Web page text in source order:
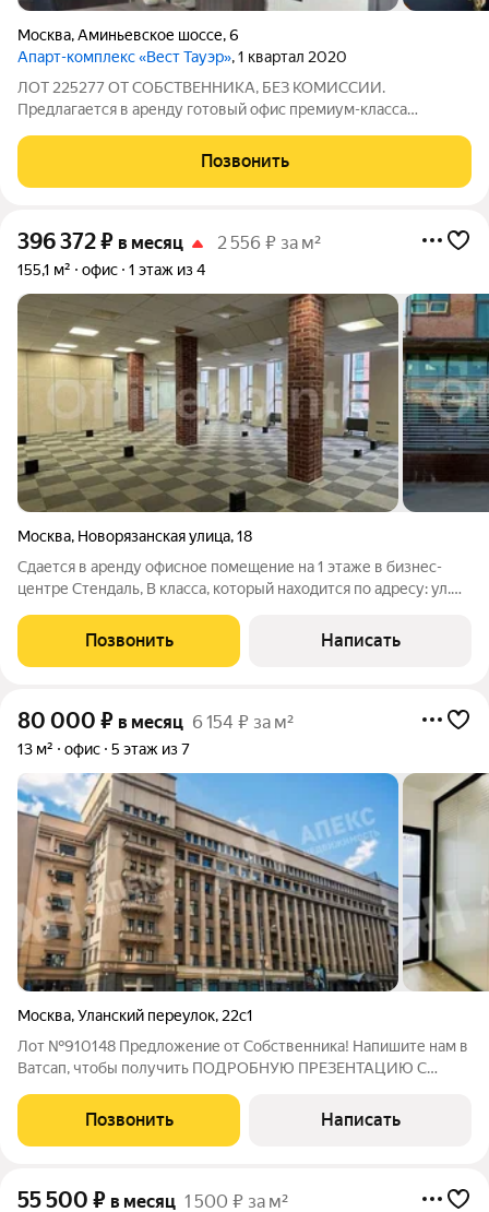
Москва,Аминьевское шоссе,6
Апарт-комплекс «Вест Тауэр», 1 квартал 2020
ЛОТ 225277 ОТ СОБСТВЕННИКА, БЕЗ КОМИССИИ.
Предлагается в аренду готовый офис премиум-класса
изолированный блок, арендуемый напрямую от собственника,
без посреднических комиссий. Помещение
Позвонить
396 372₽ в месяц 2 556 ₽ за м²
155,1 м² офис 1 этаж из 4
Москва, Новорязанская улица,18
Сдается в аренду офисное помещение на 1 этаже в бизнес-
центре Стендаль, В класса, который находится по адресу: ул.
станции метро Комсомольская, Каланчевская. Удобный выезд
на Каланчевскую и
Позвонить Написать
80 000 ₽ в месяц 6 154 ₽ за м²
13 м² офис 5 этаж из 7
Москва,Уланский переулок, 22с1
Лот №910148 Предложение от Собственника! Напишите нам в
Ватсап, чтобы получить ПОДРОБНУЮ ПРЕЗЕНТАЦИЮ С
светлый офис 12.80 кв.м. с балконом на 5 этаже 7-ми этажного
БЦ, в центре исторической Москвы в 5
Позвонить Написать
55 500 ₽ в месяц 1 500 ₽ за м²